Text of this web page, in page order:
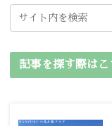
記事を探す際はこ